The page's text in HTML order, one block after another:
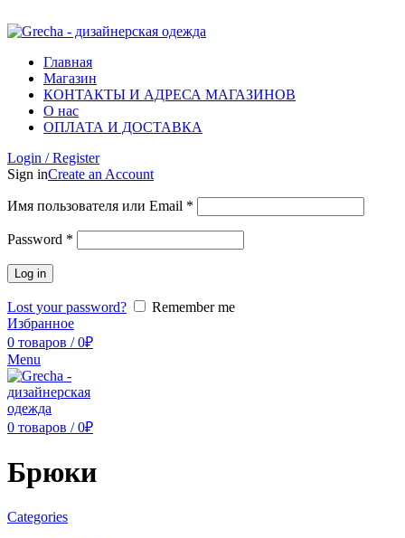
Главная
Магазин
КОНТАКТЫ И АДРЕСА МАГАЗИНОВ
О нас
ОПЛАТА И ДОСТАВКА
Login / Register
Sign inCreate an Account
Имя пользователя или Email *
Password *
Log in
Lost your password?
Remember me
Избранное
0 товаров / 0₽
Menu
0 товаров / 0₽
Брюки
Categories